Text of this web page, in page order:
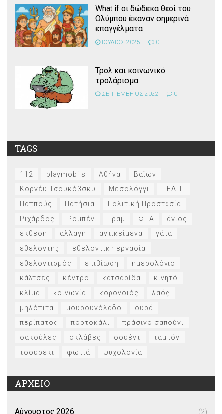
What if οι δώδεκα θεοί του
Ολύμπου έκαναν σημερινά
επαγγέλματα
ΙΟΥΛΙΟΣ 2025 0
Τρολ και κοινωνικό
τρολάρισμα
ΣΕΠΤΕΜΒΡΙΟΣ 2022 0
TAGS
112 playmobils Αθήνα
Βαΐων
Κορνέυ Τσουκόβσκυ
Μεσολόγγι
ΠΕΛΙΤΙ
Παππούς
Πατήσια
Πολιτική Προστασία
Ριχάρδος
Ρομπέν Τραμ ΦΠΑ
άγιος
έκθεση
αλλαγή αντικείμενα
γάτα
εθελοντής
εθελοντική εργασία
εθελοντισμός
επιβίωση
ημερολόγιο
κάλτσες
κέντρο κατσαρίδα
κινητό
κλίμα
κοινωνία κορονοϊός
λαός
μηλόπιτα
μουρουνόλαδο
ουρά
περίπατος
πορτοκάλι
πράσινο σαπούνι
σακούλες
σκλάβες σουέντ
ταμπόν
τσουρέκι
φωτιά ψυχολογία
ΑΡΧΕΙΟ
Αύγουστος 2026 (2)